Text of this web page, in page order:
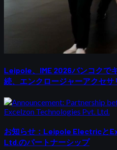
Leipole、IME 2026バンコクで
続、エンクロージャーアクセサ
お知らせ：Leipole Electricと
Ltd.のパートナーシップ